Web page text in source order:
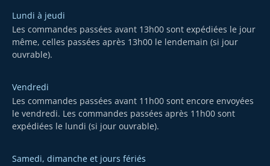
Lundi à jeudi
Les commandes passées avant 13h00 sont expédiées le jour
même, celles passées après 13h00 le lendemain (si jour
ouvrable).
Vendredi
Les commandes passées avant 11h00 sont encore envoyées
le vendredi. Les commandes passées après 11h00 sont
expédiées le lundi (si jour ouvrable).
Samedi, dimanche et jours fériés